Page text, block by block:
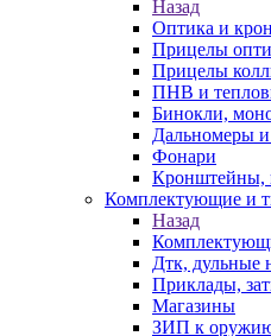
Назад
Оптика и
Прицелы
Прицелы
ПНВ и
Бинокли,
Дальномеры
Фонари
Кронштейны,
Комплектующие и
Назад
Дтк, дульные
Приклады,
Магазины
ЗИП к